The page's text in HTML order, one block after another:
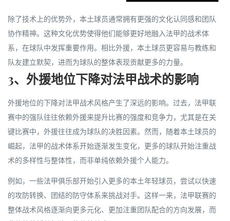
除了技术上的优势外，本土球员通常拥有更强的文化认同感和团队
协作精神。这种文化优势使得他们能够更好地融入法甲的战术体
系，在球队中发挥重要作用。相比外援，本土球员更容易与教练和
队友建立默契，进而为球队的整体表现贡献更多的力量。
3、外援地位下降对法甲战术的影响
外援地位的下降对法甲战术风格产生了深远的影响。过去，法甲联
赛中的强队往往依赖外援来提升比赛的强度和竞争力，尤其是在关
键比赛中，外援往往成为球队的决胜因素。然而，随着本土球员的
崛起，法甲的战术体系开始逐渐发生变化，更多的球队开始注重战
术的多样性与整体性，而非单纯依赖外援个人能力。
例如，一些法甲俱乐部开始引入更多的本土年轻球员，尝试以快速
的攻防转换、团结的防守体系来挑战对手。这样一来，法甲联赛的
整体战术风格逐渐向更多元化、更加注重团队配合的方向发展，而